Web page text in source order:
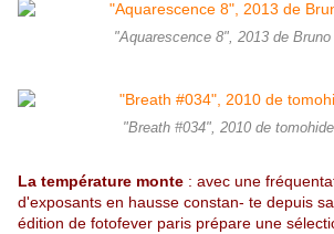
"Aquarescence 8", 2013 de Bruno
"Breath #034", 2010 de
La température monte : avec une
d'exposants en hausse constan- te depuis
édition de fotofever paris prépare une